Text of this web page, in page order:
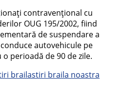
contravențional cu
OUG 195/2002, fiind
de suspendare a
autovehicule pe
perioadă de 90 de zile.
brailastiri braila noastra